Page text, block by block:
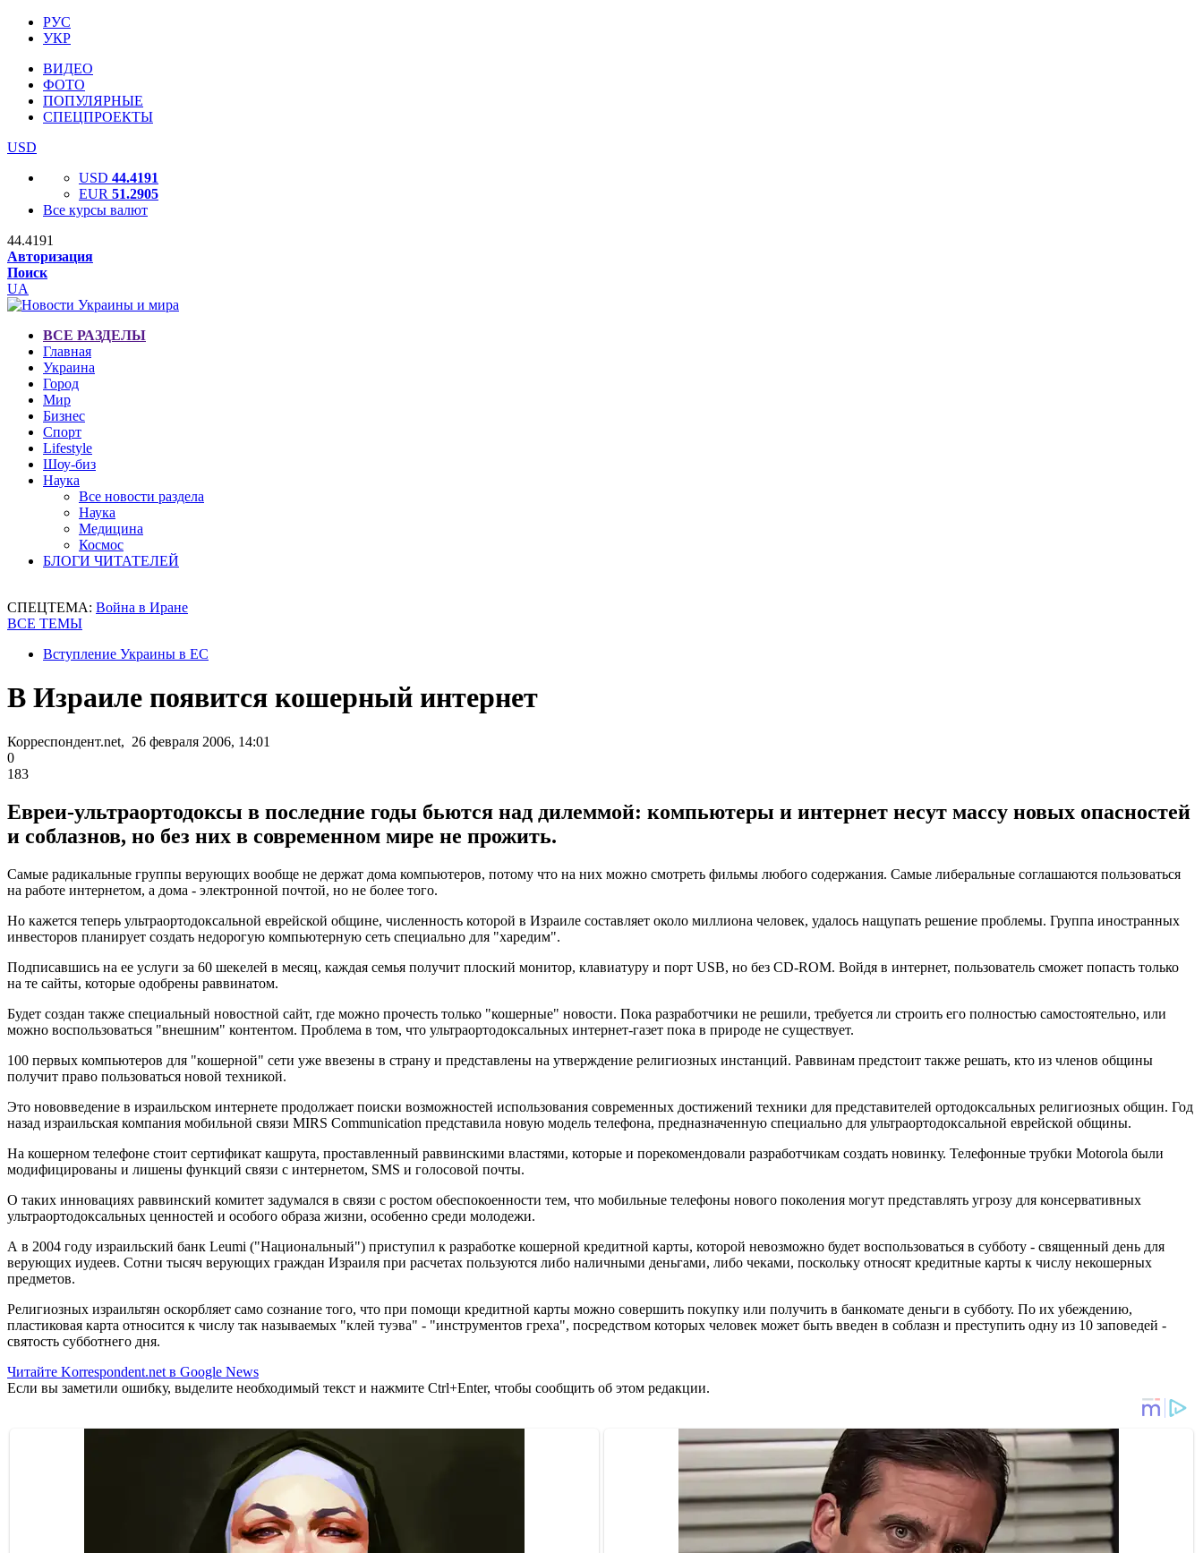
РУС
УКР
ВИДЕО
ФОТО
ПОПУЛЯРНЫЕ
СПЕЦПРОЕКТЫ
USD
USD 44.4191
EUR 51.2905
Все курсы валют
44.4191
Авторизация
Поиск
UA
ВСЕ РАЗДЕЛЫ
Главная
Украина
Город
Мир
Бизнес
Спорт
Lifestyle
Шоу-биз
Наука
Все новости раздела
Наука
Медицина
Космос
БЛОГИ ЧИТАТЕЛЕЙ
СПЕЦТЕМА: Война в Иране
ВСЕ ТЕМЫ
Вступление Украины в ЕС
В Израиле появится кошерный интернет
Корреспондент.net, 26 февраля 2006, 14:01
0
183
Евреи-ультраортодоксы в последние годы бьются над дилеммой: компьютеры и интернет несут массу новых опасностей
и соблазнов, но без них в современном мире не прожить.
Самые радикальные группы верующих вообще не держат дома компьютеров, потому что на них можно смотреть фильмы любого содержания. Самые либеральные соглашаются пользоваться
на работе интернетом, а дома - электронной почтой, но не более того.
Но кажется теперь ультраортодоксальной еврейской общине, численность которой в Израиле составляет около миллиона человек, удалось нащупать решение проблемы. Группа иностранных
инвесторов планирует создать недорогую компьютерную сеть специально для "харедим".
Подписавшись на ее услуги за 60 шекелей в месяц, каждая семья получит плоский монитор, клавиатуру и порт USB, но без CD-ROM. Войдя в интернет, пользователь сможет попасть только
на те сайты, которые одобрены раввинатом.
Будет создан также специальный новостной сайт, где можно прочесть только "кошерные" новости. Пока разработчики не решили, требуется ли строить его полностью самостоятельно, или
можно воспользоваться "внешним" контентом. Проблема в том, что ультраортодоксальных интернет-газет пока в природе не существует.
100 первых компьютеров для "кошерной" сети уже ввезены в страну и представлены на утверждение религиозных инстанций. Раввинам предстоит также решать, кто из членов общины
получит право пользоваться новой техникой.
Это нововведение в израильском интернете продолжает поиски возможностей использования современных достижений техники для представителей ортодоксальных религиозных общин. Год
назад израильская компания мобильной связи MIRS Communication представила новую модель телефона, предназначенную специально для ультраортодоксальной еврейской общины.
На кошерном телефоне стоит сертификат кашрута, проставленный раввинскими властями, которые и порекомендовали разработчикам создать новинку. Телефонные трубки Motorola были
модифицированы и лишены функций связи с интернетом, SMS и голосовой почты.
О таких инновациях раввинский комитет задумался в связи с ростом обеспокоенности тем, что мобильные телефоны нового поколения могут представлять угрозу для консервативных
ультраортодоксальных ценностей и особого образа жизни, особенно среди молодежи.
А в 2004 году израильский банк Leumi ("Национальный") приступил к разработке кошерной кредитной карты, которой невозможно будет воспользоваться в субботу - священный день для
верующих иудеев. Сотни тысяч верующих граждан Израиля при расчетах пользуются либо наличными деньгами, либо чеками, поскольку относят кредитные карты к числу некошерных
предметов.
Религиозных израильтян оскорбляет само сознание того, что при помощи кредитной карты можно совершить покупку или получить в банкомате деньги в субботу. По их убеждению,
пластиковая карта относится к числу так называемых "клей туэва" - "инструментов греха", посредством которых человек может быть введен в соблазн и преступить одну из 10 заповедей -
святость субботнего дня.
Читайте Korrespondent.net в Google News
Если вы заметили ошибку, выделите необходимый текст и нажмите Ctrl+Enter, чтобы сообщить об этом редакции.